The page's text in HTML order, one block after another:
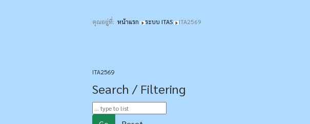
คุณอยู่ที่: หน้าแรก ระบบ ITAS ITA2569
ITA2569
Search / Filtering